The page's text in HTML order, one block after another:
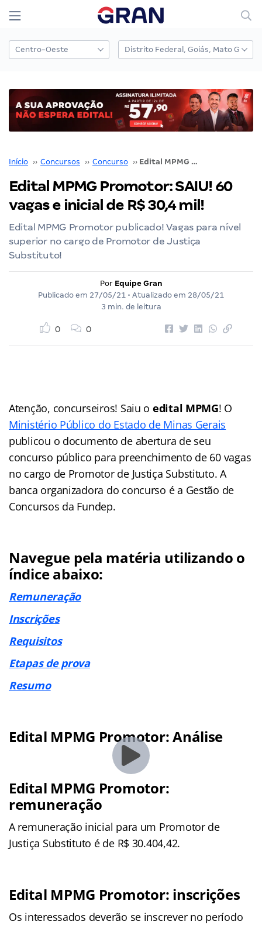
Início ›› Concursos ›› Concurso ›› Edital MPMG Promotor: SAIU! 60 vagas e inicial de R$ 30,4 mil!
Edital MPMG Promotor: SAIU! 60
vagas e inicial de R$ 30,4 mil!
Edital MPMG Promotor publicado! Vagas para nível
superior no cargo de Promotor de Justiça
Substituto!
Por Equipe Gran
Publicado em 27/05/21 • Atualizado em 28/05/21
3 min. de leitura
0 0
Atenção, concurseiros! Saiu o edital MPMG! O
Ministério Público do Estado de Minas Gerais
publicou o documento de abertura de seu
concurso público para preenchimento de 60 vagas
no cargo de Promotor de Justiça Substituto. A
banca organizadora do concurso é a Gestão de
Concursos da Fundep.
Navegue pela matéria utilizando o
índice abaixo:
Remuneração
Inscrições
Requisitos
Etapas de prova
Resumo
Edital MPMG Promotor: Análise
Edital MPMG Promotor:
remuneração
A remuneração inicial para um Promotor de
Justiça Substituto é de R$ 30.404,42.
Edital MPMG Promotor: inscrições
Os interessados deverão se inscrever no período